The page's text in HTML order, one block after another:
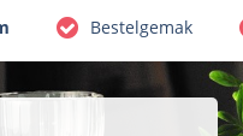
Bestelgemak